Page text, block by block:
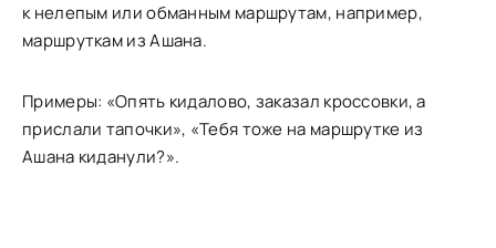
к нелепым или обманным маршрутам, например,
маршруткам из Ашана.
Примеры: «Опять кидалово, заказал кроссовки, а
прислали тапочки», «Тебя тоже на маршрутке из
Ашана киданули?».